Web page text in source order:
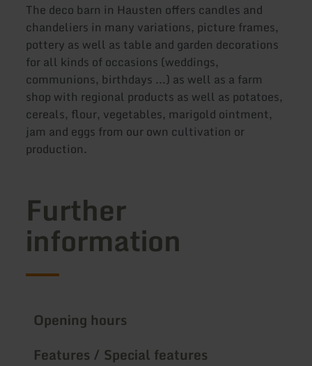
The deco barn in Hausten offers candles and
chandeliers in many variations, picture frames,
pottery as well as table and garden decorations
for all kinds of occasions (weddings,
communions, birthdays ...) as well as a farm
shop with regional products as well as potatoes,
cereals, flour, vegetables, marigold ointment,
jam and eggs from our own cultivation or
production.
Further
information
Opening hours
Features / Special features